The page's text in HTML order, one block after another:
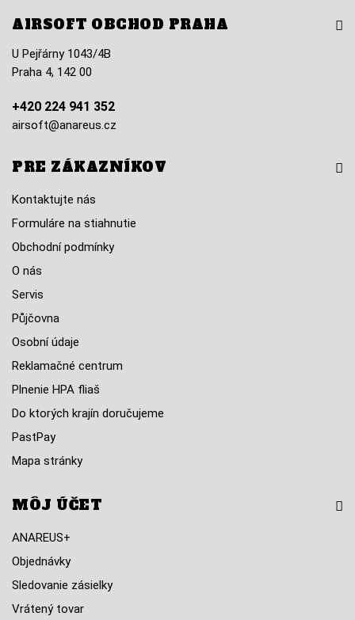
AIRSOFT OBCHOD PRAHA
U Pejřárny 1043/4B
Praha 4, 142 00
+420 224 941 352
airsoft@anareus.cz
PRE ZÁKAZNÍKOV
Kontaktujte nás
Formuláre na stiahnutie
Obchodní podmínky
O nás
Servis
Půjčovna
Osobní údaje
Reklamačné centrum
Plnenie HPA fliaš
Do ktorých krajín doručujeme
PastPay
Mapa stránky
MÔJ ÚČET
ANAREUS+
Objednávky
Sledovanie zásielky
Vrátený tovar